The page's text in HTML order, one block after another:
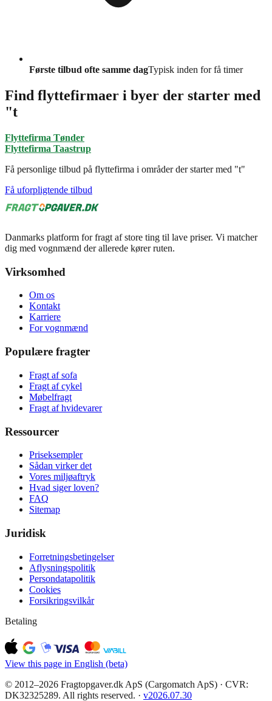
Første tilbud ofte samme dagTypisk inden for få timer
Find flyttefirmaer i byer der starter med
"t
Flyttefirma Tønder
Flyttefirma Taastrup
Få personlige tilbud på flyttefirma i områder der starter med "t"
Få uforpligtende tilbud
Danmarks platform for fragt af store ting til lave priser. Vi matcher
dig med vognmænd der allerede kører ruten.
Virksomhed
Om os
Kontakt
Karriere
For vognmænd
Populære fragter
Fragt af sofa
Fragt af cykel
Møbelfragt
Fragt af hvidevarer
Ressourcer
Priseksempler
Sådan virker det
Vores miljøaftryk
Hvad siger loven?
FAQ
Sitemap
Juridisk
Forretningsbetingelser
Aflysningspolitik
Persondatapolitik
Cookies
Forsikringsvilkår
Betaling
View this page in English (beta)
© 2012–2026 Fragtopgaver.dk ApS (Cargomatch ApS) · CVR:
DK32325289. All rights reserved. · v2026.07.30